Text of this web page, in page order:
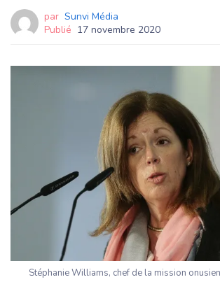
par Sunvi Média
Publié 17 novembre 2020
Stéphanie Williams, chef de la mission